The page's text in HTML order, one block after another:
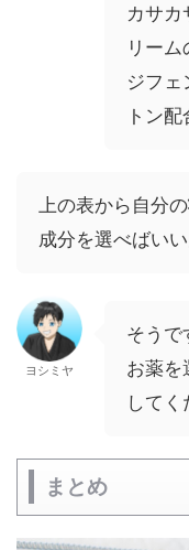
カサカ
リー
ジフェ
トン
上の表から自分
成分を選べばい
ヨシミヤ
そうで
お薬を
してく
まとめ